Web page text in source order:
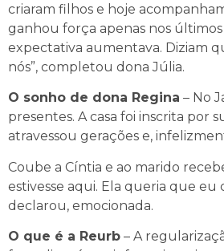
criaram filhos e hoje
ganhou força apenas nos últimos
expectativa aumentava. Diziam
nós”, completou dona Júlia.
O sonho de dona Regina – No
presentes. A casa foi inscrita por
atravessou gerações e,
Coube a Cíntia e ao marido
estivesse aqui. Ela queria que eu
declarou, emocionada.
O que é a Reurb – A